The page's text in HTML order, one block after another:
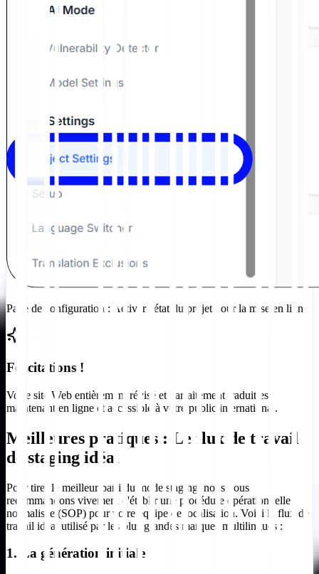
Page de configuration : Activer l'état du projet pour la mise en ligne
Félicitations !
Votre site Web entièrement révisé et parfaitement traduit est
maintenant en ligne et accessible à votre public international.
Meilleures pratiques : Le flux de travail
de staging idéal
Pour tirer le meilleur parti du mode staging, nous vous
recommandons vivement d'établir une procédure opérationnelle
normalisée (SOP) pour votre équipe de localisation. Voici le flux de
travail idéal utilisé par les plus grandes marques multilingues :
1. La génération initiale